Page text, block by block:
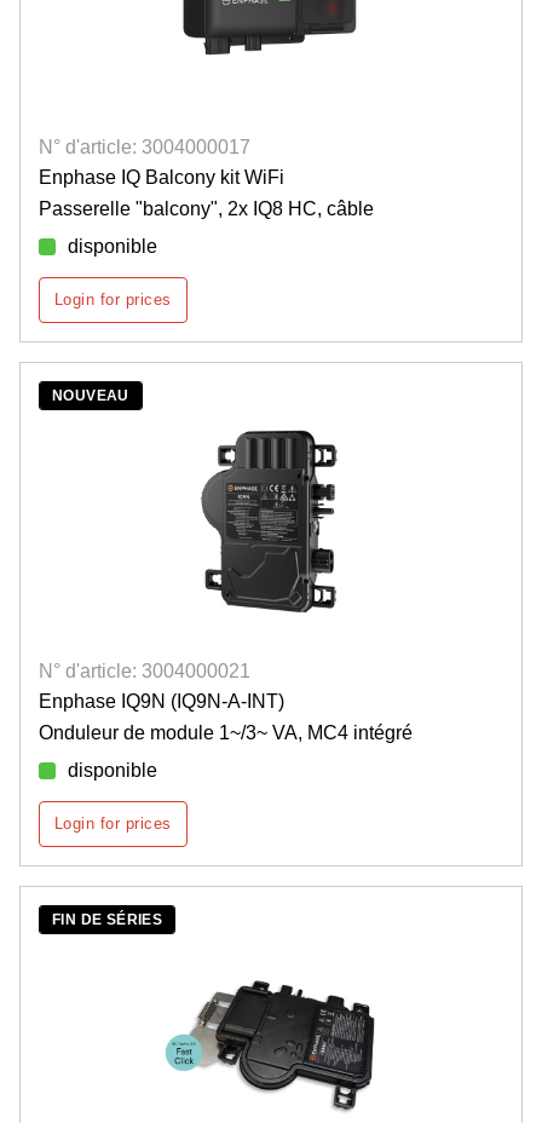
N° d'article: 3004000017
Enphase IQ Balcony kit WiFi
Passerelle "balcony", 2x IQ8 HC, câble
disponible
Login for prices
NOUVEAU
N° d'article: 3004000021
Enphase IQ9N (IQ9N-A-INT)
Onduleur de module 1~/3~ VA, MC4 intégré
disponible
Login for prices
FIN DE SÉRIES